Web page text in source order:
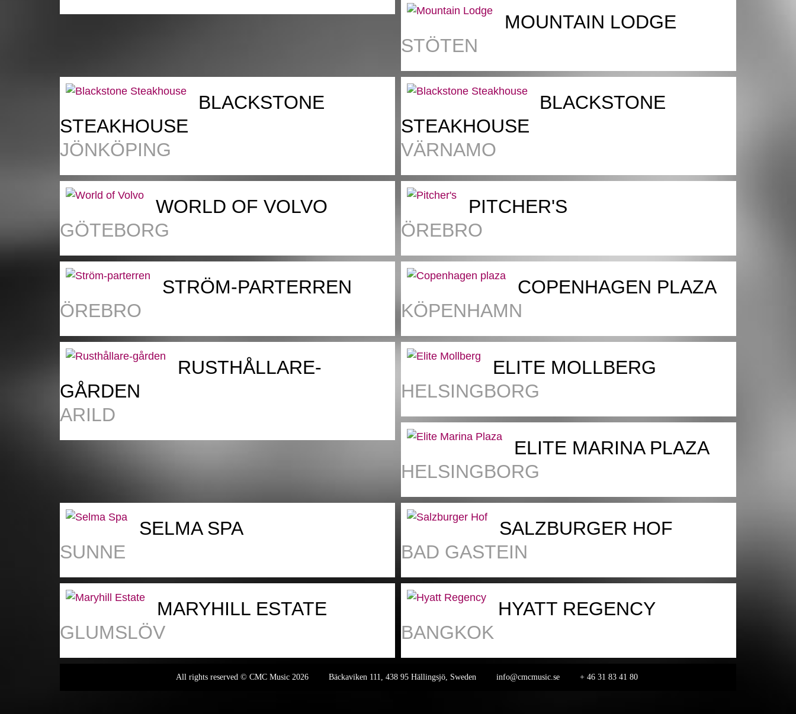
MOUNTAIN LODGE
STÖTEN
BLACKSTONE
STEAKHOUSE
JÖNKÖPING
BLACKSTONE
STEAKHOUSE
VÄRNAMO
WORLD OF VOLVO
GÖTEBORG
PITCHER'S
ÖREBRO
STRÖM-PARTERREN
ÖREBRO
COPENHAGEN PLAZA
KÖPENHAMN
RUSTHÅLLARE-
GÅRDEN
ARILD
ELITE MOLLBERG
HELSINGBORG
ELITE MARINA PLAZA
HELSINGBORG
SELMA SPA
SUNNE
SALZBURGER HOF
BAD GASTEIN
MARYHILL ESTATE
GLUMSLÖV
HYATT REGENCY
BANGKOK
All rights reserved © CMC Music 2026 Bäckaviken 111, 438 95 Hällingsjö, Sweden info@cmcmusic.se + 46 31 83 41 80